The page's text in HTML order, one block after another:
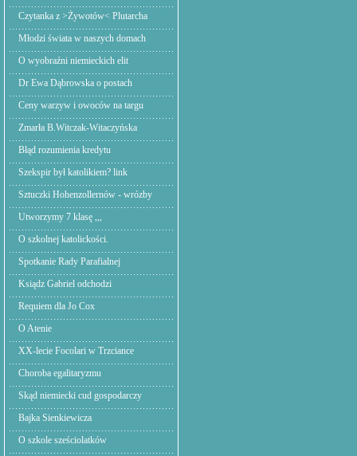
Czytanka z >Żywotów< Plutarcha
Młodzi świata w naszych domach
O wyobraźni niemieckich elit
Dr Ewa Dąbrowska o postach
Ceny warzyw i owoców na targu
Zmarła B.Witczak-Witaczyńska
Błąd rozumienia kredytu
Szekspir był katolikiem? link
Sztuczki Hohenzollernów - wrózby
Utworzymy 7 klasę ,,,
O szkolnej katolickości.
Spotkanie Rady Parafialnej
Ksiądz Gabriel odchodzi
Requiem dla Jo Cox
O Atenie
XX-lecie Focolari w Trzciance
Choroba egalitaryzmu
Skąd niemiecki cud gospodarczy
Bajka Sienkiewicza
O szkole sześciolatków